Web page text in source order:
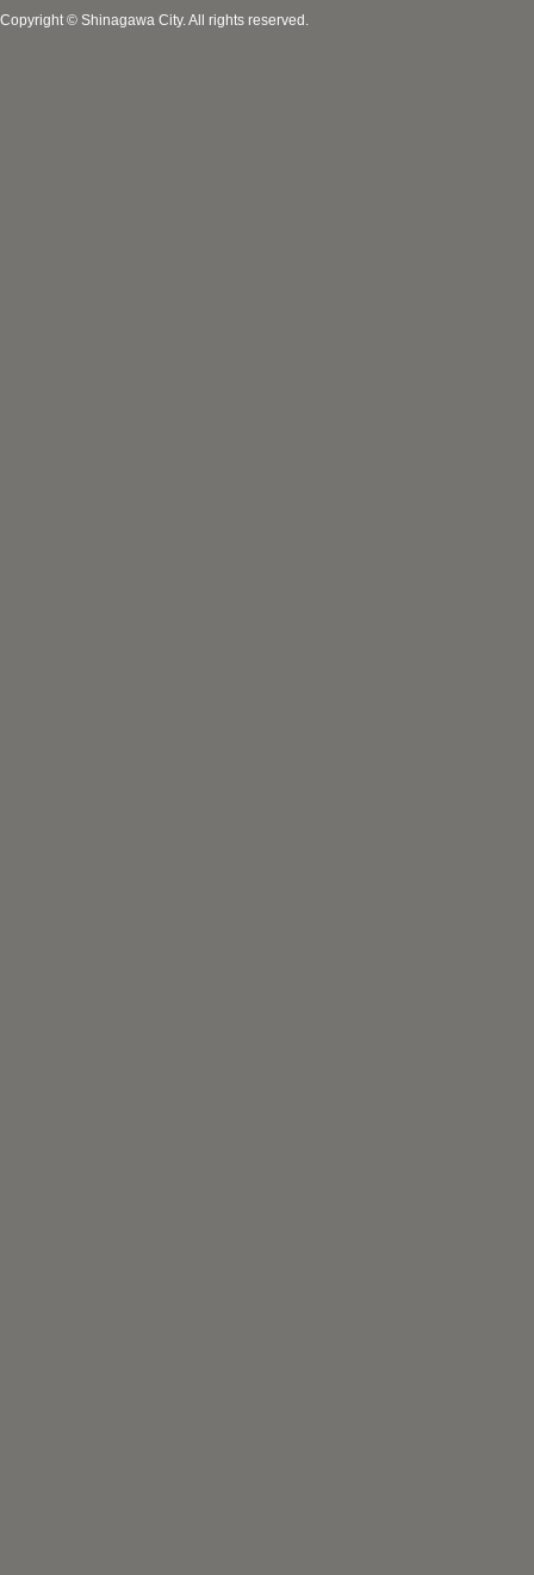
Copyright © Shinagawa City. All rights reserved.